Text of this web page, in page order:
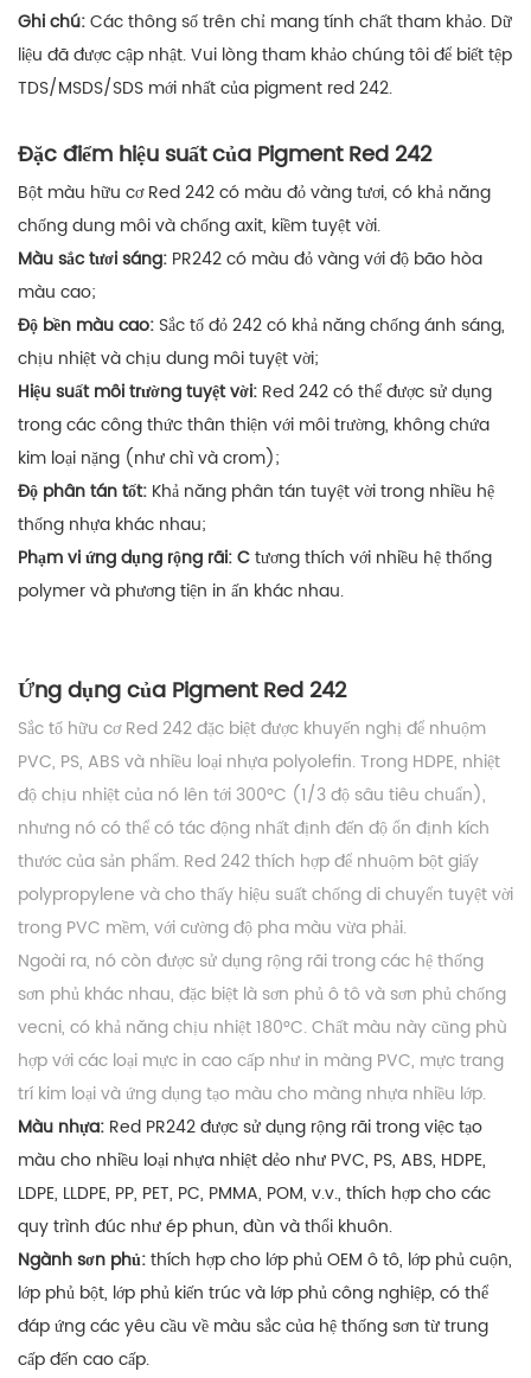
Ghi chú:Các thông số trên chỉ mang tính chất tham khảo. Dữ
liệu đã được cập nhật. Vui lòng tham khảo chúng tôi để biết tệp
TDS/MSDS/SDS mới nhất của pigment red 242.
Đặc điểm hiệu suất của Pigment Red 242
Bột màu hữu cơ Red 242 có màu đỏ vàng tươi, có khả năng
chống dung môi và chống axit, kiềm tuyệt vời.
Màu sắc tươi sáng: PR242 có màu đỏ vàng với độ bão hòa
màu cao;
Độ bền màu cao: Sắc tố đỏ 242 có khả năng chống ánh sáng,
chịu nhiệt và chịu dung môi tuyệt vời;
Hiệu suất môi trường tuyệt vời: Red 242 có thể được sử dụng
trong các công thức thân thiện với môi trường, không chứa
kim loại nặng (như chì và crom);
Độ phân tán tốt: Khả năng phân tán tuyệt vời trong nhiều hệ
thống nhựa khác nhau;
Phạm vi ứng dụng rộng rãi: Ctương thích với nhiều hệ thống
polymer và phương tiện in ấn khác nhau.
Ứng dụng của Pigment Red 242
Sắc tố hữu cơ Red 242 đặc biệt được khuyến nghị để nhuộm
PVC, PS, ABS và nhiều loại nhựa polyolefin. Trong HDPE, nhiệt
độ chịu nhiệt của nó lên tới 300°C (1/3 độ sâu tiêu chuẩn),
nhưng nó có thể có tác động nhất định đến độ ổn định kích
thước của sản phẩm. Red 242 thích hợp để nhuộm bột giấy
polypropylene và cho thấy hiệu suất chống di chuyển tuyệt vời
trong PVC mềm, với cường độ pha màu vừa phải.
Ngoài ra, nó còn được sử dụng rộng rãi trong các hệ thống
sơn phủ khác nhau, đặc biệt là sơn phủ ô tô và sơn phủ chống
vecni, có khả năng chịu nhiệt 180°C. Chất màu này cũng phù
hợp với các loại mực in cao cấp như in màng PVC, mực trang
trí kim loại và ứng dụng tạo màu cho màng nhựa nhiều lớp.
Màu nhựa: Red PR242 được sử dụng rộng rãi trong việc tạo
màu cho nhiều loại nhựa nhiệt dẻo như PVC, PS, ABS, HDPE,
LDPE, LLDPE, PP, PET, PC, PMMA, POM, v.v., thích hợp cho các
quy trình đúc như ép phun, đùn và thổi khuôn.
Ngành sơn phủ:thích hợp cho lớp phủ OEM ô tô, lớp phủ cuộn,
lớp phủ bột, lớp phủ kiến trúc và lớp phủ công nghiệp, có thể
đáp ứng các yêu cầu về màu sắc của hệ thống sơn từ trung
cấp đến cao cấp.